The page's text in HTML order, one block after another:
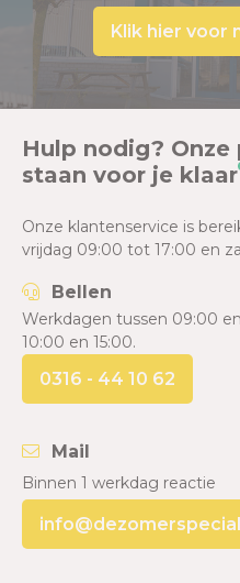
Klik hier voor
Hulp nodig?
staan voor je klaar
Onze klantenservice is
vrijdag 09:00 tot 17:00 en
Bellen
Werkdagen tussen 09:00
10:00 en 15:00.
0316 - 44 10 62
Mail
Binnen 1 werkdag reactie